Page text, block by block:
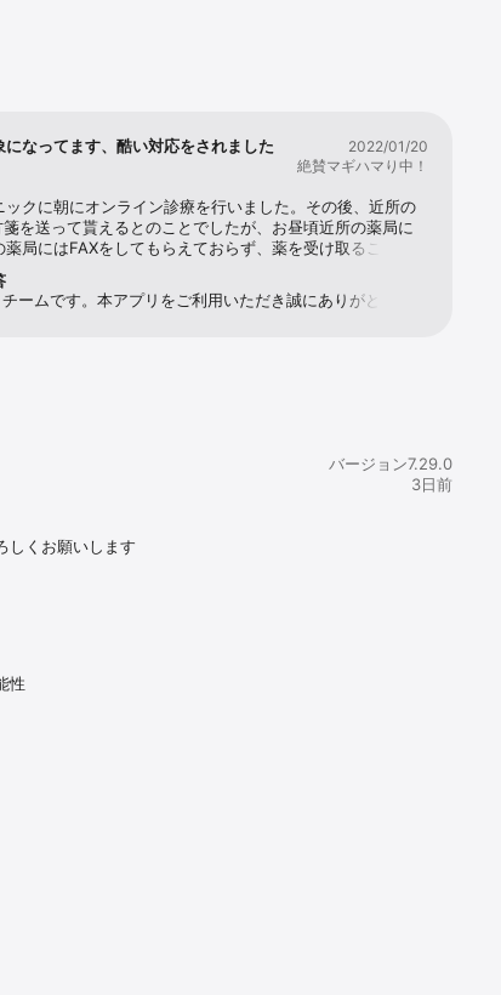
になってます、酷い対応をされました
2022/01/20
絶賛マギハマり中！
ックに朝にオンライン診療を行いました。その後、近所の
を送って貰えるとのことでしたが、お昼頃近所の薬局に
局にはFAXをしてもらえておらず、薬を受け取ることが
一向に電話が繋がりませんでした。そして数十回電話を
に繋がりましたが、FAXは送っていると主張しており、
明らかに悪化しています。この様なずさんな運営体制の病
診療の対象にすべきではないと思います。オンライン診療
て、この様な不誠実な対応をされては、かなり悪質で、こ
、別の病院に行こうと思っており、出来ればオンライン受
て返金してほしいです。星も本当は付けたくないです。
ームです。本アプリをご利用いただき誠にありがとうござ
しくお願いします
バージョン7.29.0
3日前
性